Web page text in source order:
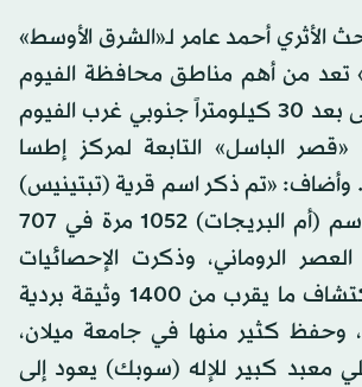
الأثري أحمد عامر لـ«الشرق الأوسط»
تعد من أهم مناطق محافظة الفيوم
الأثرية، إذ تقع على بعد 30 كيلومتراً جنوبي غرب الفيوم
الباسل» التابعة لمركز إطسا
وأضاف: «تم ذكر اسم قرية (تبتينيس)
المعروفة حالياً باسم (أم البريجات) 1052 مرة في 707
الروماني، وذكرت الإحصائيات
العلمية أنه تم اكتشاف ما يقرب من 1400 وثيقة بردية
وحفظ كثير منها في جامعة ميلان،
معبد كبير للإله (سوبك) يعود إلى